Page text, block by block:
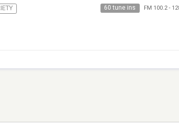
60 tune ins FM 100.2-